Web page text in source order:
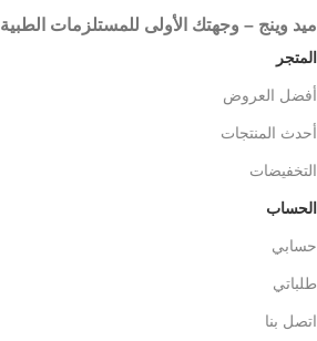
ميد وينج – وجهتك الأولى للمستلزمات الطبية
المتجر
أفضل العروض
أحدث المنتجات
التخفيضات
الحساب
حسابي
طلباتي
اتصل بنا